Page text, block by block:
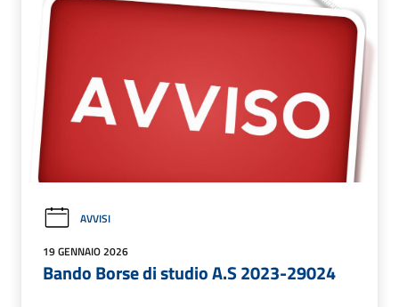
AVVISI
19 GENNAIO 2026
Bando Borse di studio A.S 2023-29024